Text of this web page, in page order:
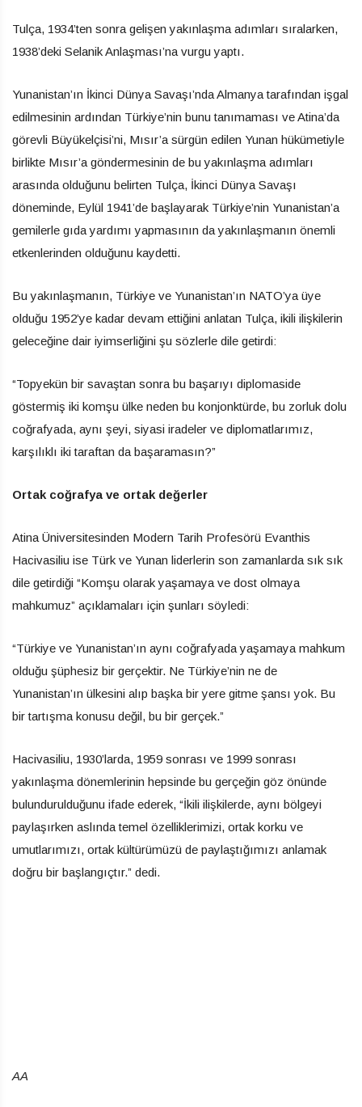
Tulça, 1934’ten sonra gelişen yakınlaşma adımları sıralarken,
1938’deki Selanik Anlaşması’na vurgu yaptı.
Yunanistan’ın İkinci Dünya Savaşı’nda Almanya tarafından işgal
edilmesinin ardından Türkiye’nin bunu tanımaması ve Atina’da
görevli Büyükelçisi’ni, Mısır’a sürgün edilen Yunan hükümetiyle
birlikte Mısır’a göndermesinin de bu yakınlaşma adımları
arasında olduğunu belirten Tulça, İkinci Dünya Savaşı
döneminde, Eylül 1941’de başlayarak Türkiye’nin Yunanistan’a
gemilerle gıda yardımı yapmasının da yakınlaşmanın önemli
etkenlerinden olduğunu kaydetti.
Bu yakınlaşmanın, Türkiye ve Yunanistan’ın NATO’ya üye
olduğu 1952’ye kadar devam ettiğini anlatan Tulça, ikili ilişkilerin
geleceğine dair iyimserliğini şu sözlerle dile getirdi:
“Topyekün bir savaştan sonra bu başarıyı diplomaside
göstermiş iki komşu ülke neden bu konjonktürde, bu zorluk dolu
coğrafyada, aynı şeyi, siyasi iradeler ve diplomatlarımız,
karşılıklı iki taraftan da başaramasın?”
Ortak coğrafya ve ortak değerler
Atina Üniversitesinden Modern Tarih Profesörü Evanthis
Hacivasiliu ise Türk ve Yunan liderlerin son zamanlarda sık sık
dile getirdiği “Komşu olarak yaşamaya ve dost olmaya
mahkumuz” açıklamaları için şunları söyledi:
“Türkiye ve Yunanistan’ın aynı coğrafyada yaşamaya mahkum
olduğu şüphesiz bir gerçektir. Ne Türkiye’nin ne de
Yunanistan’ın ülkesini alıp başka bir yere gitme şansı yok. Bu
bir tartışma konusu değil, bu bir gerçek.”
Hacivasiliu, 1930’larda, 1959 sonrası ve 1999 sonrası
yakınlaşma dönemlerinin hepsinde bu gerçeğin göz önünde
bulundurulduğunu ifade ederek, “İkili ilişkilerde, aynı bölgeyi
paylaşırken aslında temel özelliklerimizi, ortak korku ve
umutlarımızı, ortak kültürümüzü de paylaştığımızı anlamak
doğru bir başlangıçtır.” dedi.
AA